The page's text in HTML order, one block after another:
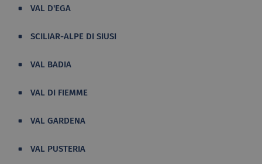
VAL D'EGA
SCILIAR-ALPE DI SIUSI
VAL BADIA
VAL DI FIEMME
VAL GARDENA
VAL PUSTERIA